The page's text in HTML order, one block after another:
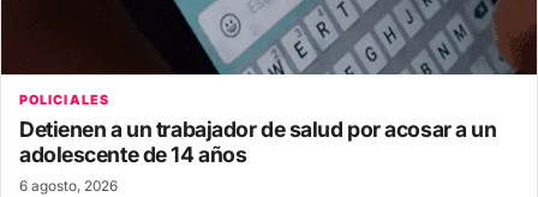
POLICIALES
Detienen a un trabajador de salud por acosar a un
adolescente de 14 años
6 agosto, 2026